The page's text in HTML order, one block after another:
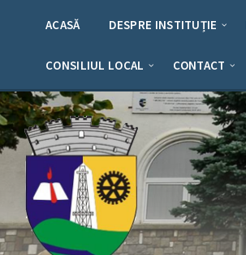
ACASĂ DESPRE INSTITUȚIE
CONSILIUL LOCAL CONTACT